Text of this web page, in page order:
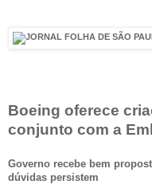
Boeing oferece
conjunto com a
Governo recebe bem
dúvidas persistem